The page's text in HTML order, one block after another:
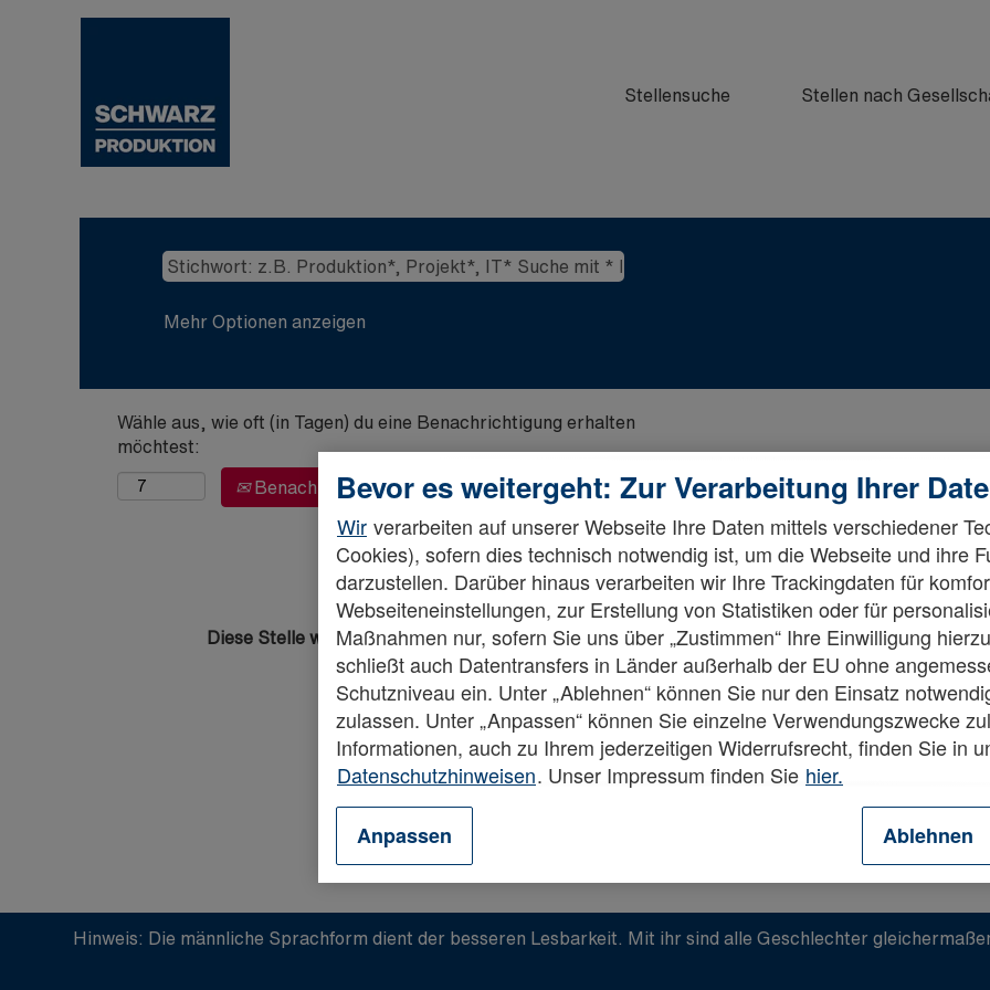
Stellensuche Stellen nach
Mehr Optionen anzeigen
Wähle aus, wie oft (in Tagen) du eine Benachrichtigung erhalten
möchtest:
Benachrichtigung erstellen
Diese Stelle wurde leider bereits besetzt.
Hinweis: Die männliche Sprachform dient der besseren Lesbarkeit. Mit ihr sind alle Geschlechter
Bevor es weitergeht: Zur Verarbeitung Ihrer
Wir verarbeiten auf unserer Webseite Ihre Daten mittels verschiedener
Cookies), sofern dies technisch notwendig ist, um die Webseite und ihre
darzustellen. Darüber hinaus verarbeiten wir Ihre Trackingdaten für
Webseiteneinstellungen, zur Erstellung von Statistiken oder für
Maßnahmen nur, sofern Sie uns über „Zustimmen“ Ihre Einwilligung
schließt auch Datentransfers in Länder außerhalb der EU ohne
Schutzniveau ein. Unter „Ablehnen“ können Sie nur den Einsatz
zulassen. Unter „Anpassen“ können Sie einzelne Verwendungszwecke
Informationen, auch zu Ihrem jederzeitigen Widerrufsrecht, finden Sie in
Datenschutzhinweisen. Unser Impressum finden Sie hier.
Ablehnen
Anpassen